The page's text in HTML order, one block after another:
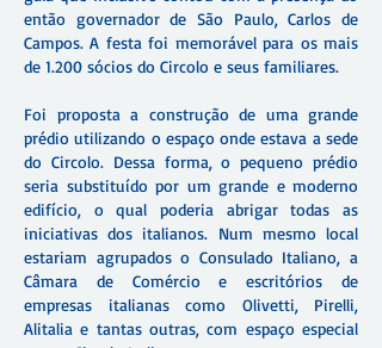
então governador de São Paulo, Carlos de
Campos. A festa foi memorável para os mais
de 1.200 sócios do Circolo e seus familiares.
Foi proposta a construção de uma grande
prédio utilizando o espaço onde estava a sede
do Circolo. Dessa forma, o pequeno prédio
seria substituído por um grande e moderno
edifício, o qual poderia abrigar todas as
iniciativas dos italianos. Num mesmo local
estariam agrupados o Consulado Italiano, a
Câmara de Comércio e escritórios de
empresas italianas como Olivetti, Pirelli,
Alitalia e tantas outras, com espaço especial